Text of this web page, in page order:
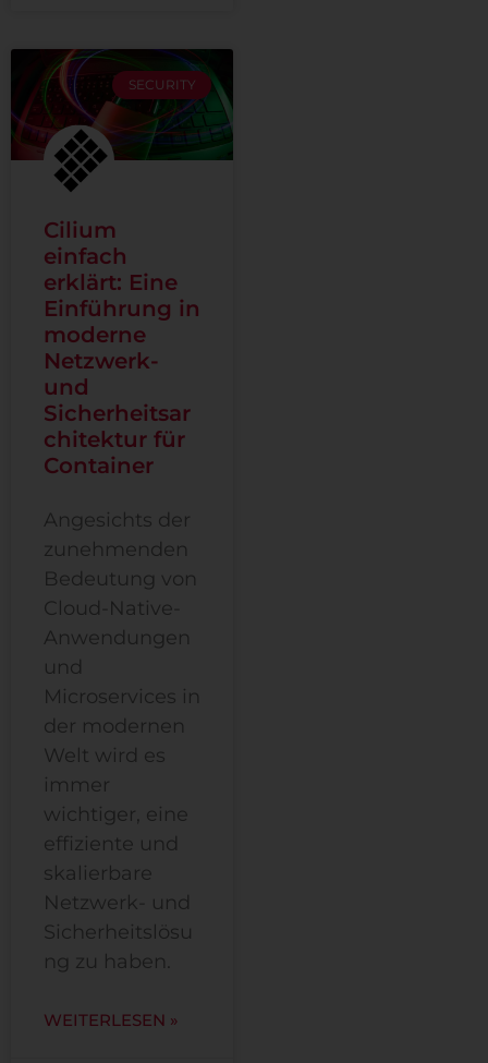
SECURITY
Cilium
einfach
erklärt: Eine
Einführung in
moderne
Netzwerk-
und
Sicherheitsar
chitektur für
Container
Angesichts der
zunehmenden
Bedeutung von
Cloud-Native-
Anwendungen
und
Microservices in
der modernen
Welt wird es
immer
wichtiger, eine
effiziente und
skalierbare
Netzwerk- und
Sicherheitslösu
ng zu haben.
WEITERLESEN »